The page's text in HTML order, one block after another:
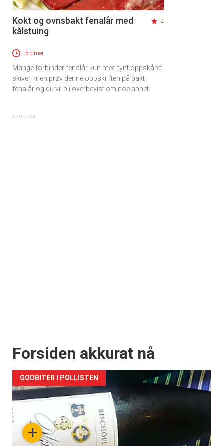
Kokt og ovnsbakt fenalår med
kålstuing
4
5 timer
Mange forbinder fenalår kun med tynt oppskåret
skiver, men prøv denne oppskriften på bakt
fenalår og du vil bli overbevist om noe annet.
Forsiden akkurat nå
+
GODBITER I POLLISTEN